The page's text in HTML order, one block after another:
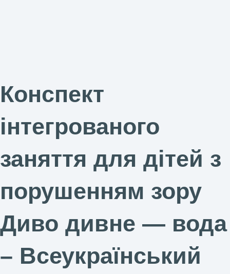
Конспект
інтегрованого
заняття для дітей з
порушенням зору
Диво дивне — вода
– Всеукраїнський